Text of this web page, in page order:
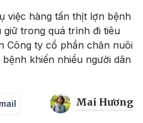
việc hàng tấn thịt lợn bệnh
trong quá trình đi tiêu
Công ty cổ phần chăn nuôi
khiến nhiều người dân
Mai Hương